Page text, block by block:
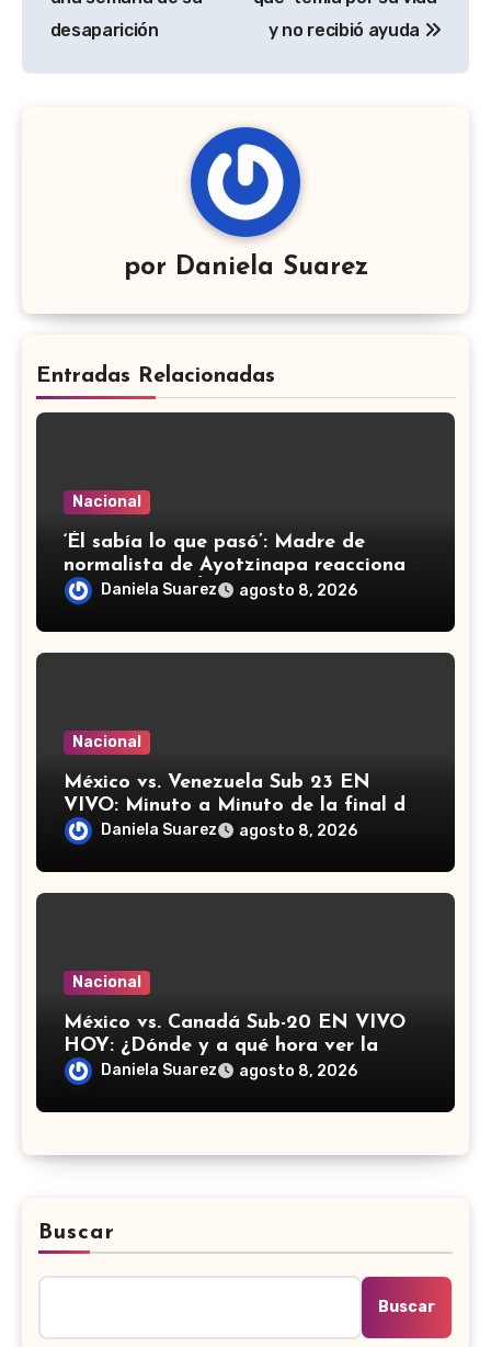
desaparición
y no recibió ayuda
por Daniela Suarez
Entradas Relacionadas
Nacional
‘Él sabía lo que pasó’: Madre de
normalista de Ayotzinapa reacciona a
detención de Ángel ‘N’
Daniela Suarez agosto 8, 2026
Nacional
México vs. Venezuela Sub 23 EN
VIVO: Minuto a Minuto de la final de
los Juegos Centroamericanos y del
Caribe
Daniela Suarez agosto 8, 2026
Nacional
México vs. Canadá Sub-20 EN VIVO
HOY: ¿Dónde y a qué hora ver la
semifinal del Campeonato de
Daniela Suarez agosto 8, 2026
Buscar
Buscar